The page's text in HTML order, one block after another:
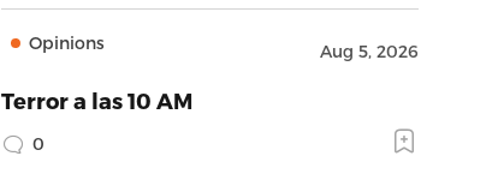
Opinions Aug 5, 2026
Terror a las 10 AM
0